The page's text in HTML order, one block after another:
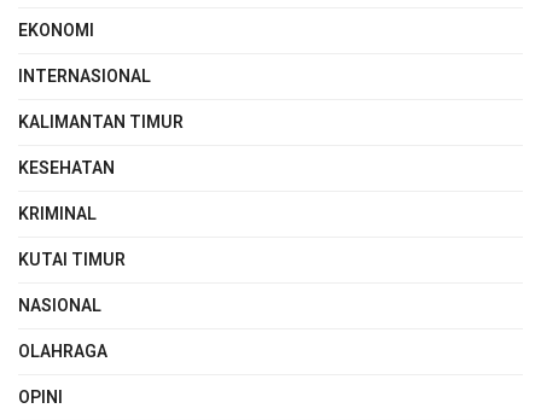
EKONOMI
INTERNASIONAL
KALIMANTAN TIMUR
KESEHATAN
KRIMINAL
KUTAI TIMUR
NASIONAL
OLAHRAGA
OPINI